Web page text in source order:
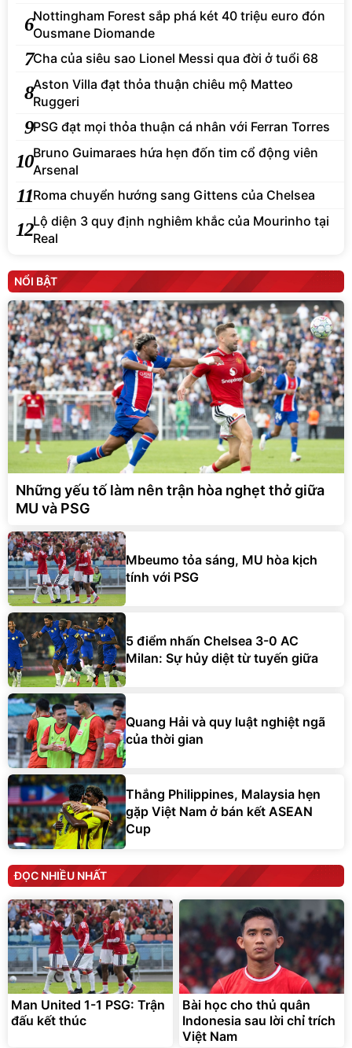
6Nottingham Forest sắp phá két 40 triệu euro đón
Ousmane Diomande
7Cha của siêu sao Lionel Messi qua đời ở tuổi 68
8Aston Villa đạt thỏa thuận chiêu mộ Matteo
Ruggeri
9PSG đạt mọi thỏa thuận cá nhân với Ferran Torres
10Bruno Guimaraes hứa hẹn đốn tim cổ động viên
Arsenal
11Roma chuyển hướng sang Gittens của Chelsea
12Lộ diện 3 quy định nghiêm khắc của Mourinho tại
Real
NỔI BẬT
Những yếu tố làm nên trận hòa nghẹt thở giữa
MU và PSG
Mbeumo tỏa sáng, MU hòa kịch
tính với PSG
5 điểm nhấn Chelsea 3-0 AC
Milan: Sự hủy diệt từ tuyến giữa
Quang Hải và quy luật nghiệt ngã
của thời gian
Thắng Philippines, Malaysia hẹn
gặp Việt Nam ở bán kết ASEAN
Cup
ĐỌC NHIỀU NHẤT
Man United 1-1 PSG: Trận
đấu kết thúc
Bài học cho thủ quân
Indonesia sau lời chỉ trích
Việt Nam